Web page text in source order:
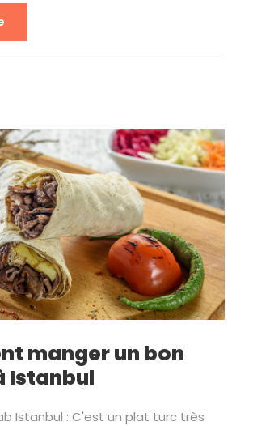
manger un bon
Istanbul
Istanbul : C'est un plat turc très